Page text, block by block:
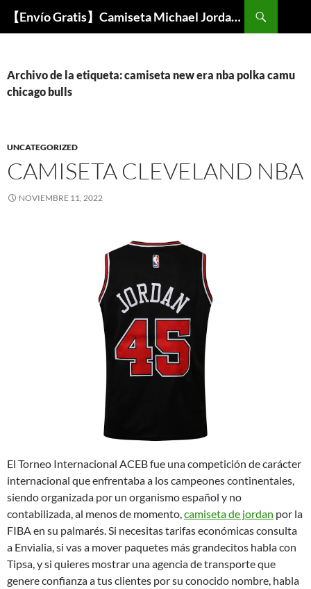
【Envío Gratis】Camiseta Michael Jordan NBA Barata
Buscar
Archivo de la etiqueta: camiseta new era nba polka camu
chicago bulls
UNCATEGORIZED
CAMISETA CLEVELAND NBA
NOVIEMBRE 11, 2022
El Torneo Internacional ACEB fue una competición de carácter
internacional que enfrentaba a los campeones continentales,
siendo organizada por un organismo español y no
contabilizada, al menos de momento,camiseta de jordan por la
FIBA en su palmarés. Si necesitas tarifas económicas consulta
a Envialia, si vas a mover paquetes más grandecitos habla con
Tipsa, y si quieres mostrar una agencia de transporte que
genere confianza a tus clientes por su conocido nombre, habla